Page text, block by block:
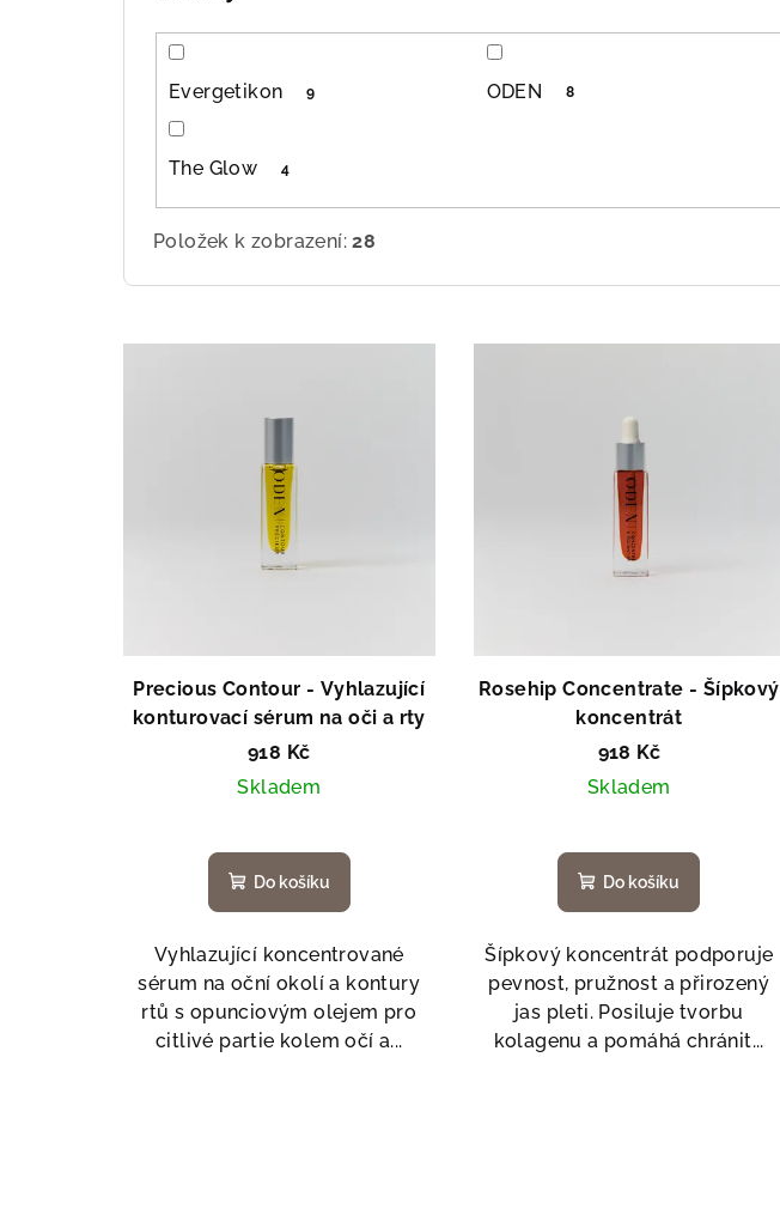
Evergetikon 9 ODEN 8
The Glow 4
Položek k zobrazení:28
V
o
d
Precious Contour - Vyhlazující
konturovací sérum na oči a rty
918 Kč
Skladem
Do košíku
Vyhlazující koncentrované
sérum na oční okolí a kontury
rtů s opunciovým olejem pro
citlivé partie kolem očí a...
Rosehip Concentrate - Šípkový
koncentrát
918 Kč
Skladem
Do košíku
Šípkový koncentrát podporuje
pevnost, pružnost a přirozený
jas pleti. Posiluje tvorbu
kolagenu a pomáhá chránit...